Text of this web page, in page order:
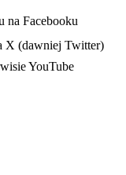
na Facebooku
X (dawniej Twitter)
YouTube